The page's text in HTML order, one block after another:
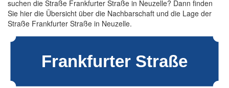
suchen die Straße Frankfurter Straße in Neuzelle? Dann finden
Sie hier die Übersicht über die Nachbarschaft und die Lage der
Straße Frankfurter Straße in Neuzelle.